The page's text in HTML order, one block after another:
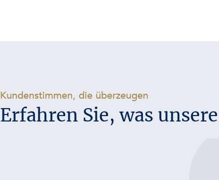
Kundenstimmen, die überzeugen
Erfahren Sie, was